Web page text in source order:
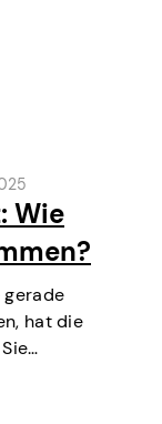
Wie
gerade
hat die